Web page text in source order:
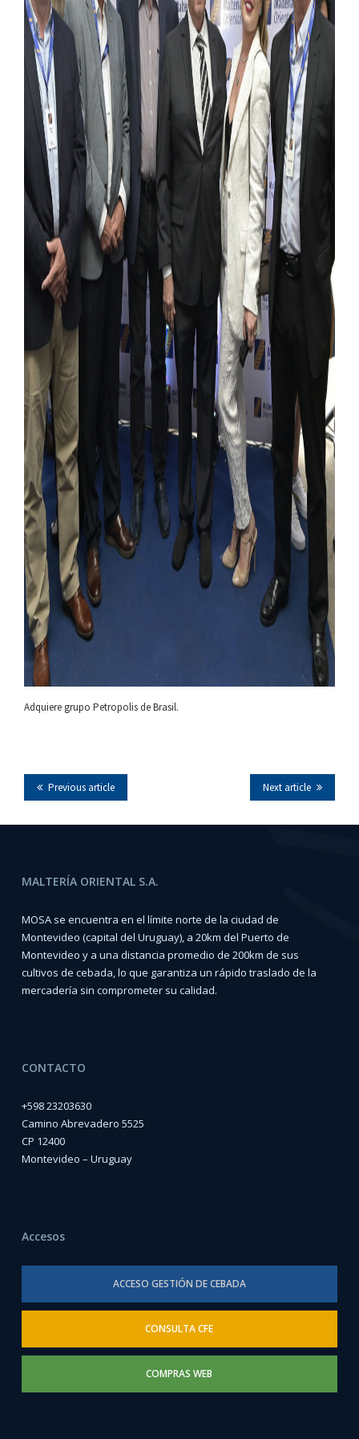
Adquiere grupo Petropolis de Brasil.
Next article
Previous article
MALTERÍA ORIENTAL S.A.
MOSA se encuentra en el límite norte de la ciudad de
Montevideo (capital del Uruguay), a 20km del Puerto de
Montevideo y a una distancia promedio de 200km de sus
cultivos de cebada, lo que garantiza un rápido traslado de la
mercadería sin comprometer su calidad.
CONTACTO
+598 23203630
Camino Abrevadero 5525
CP 12400
Montevideo – Uruguay
Accesos
ACCESO GESTIÓN DE CEBADA
CONSULTA CFE
COMPRAS WEB